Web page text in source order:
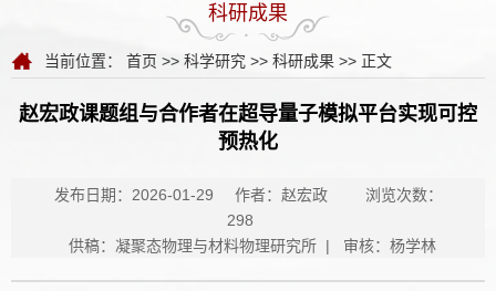
科研成果
当前位置： 首页 >> 科学研究 >> 科研成果 >> 正文
赵宏政课题组与合作者在超导量子模拟平台实现可控
预热化
发布日期：2026-01-29 作者：赵宏政
浏览次数：
298
供稿：凝聚态物理与材料物理研究所 | 审核：杨学林